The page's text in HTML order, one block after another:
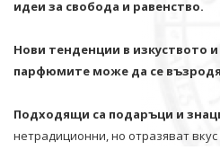
идеи за свобода и равенство.
Нови тенденции в изкуството
парфюмите може да се
Подходящи са подаръци и
нетрадиционни, но отразяват вкус